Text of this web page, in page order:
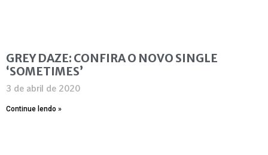
GREY DAZE: CONFIRA O NOVO SINGLE
‘SOMETIMES’
3 de abril de 2020
Continue lendo »